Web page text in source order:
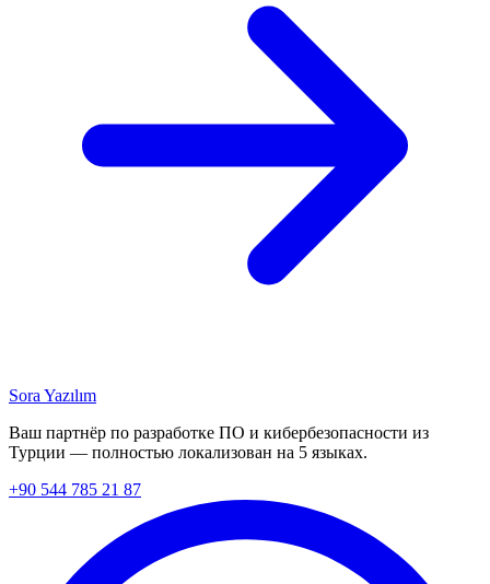
Sora Yazılım
Ваш партнёр по разработке ПО и кибербезопасности из
Турции — полностью локализован на 5 языках.
+90 544 785 21 87